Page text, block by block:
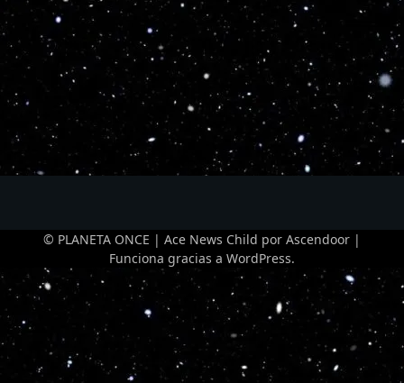
© PLANETA ONCE | Ace News Child por Ascendoor |
Funciona gracias a WordPress.